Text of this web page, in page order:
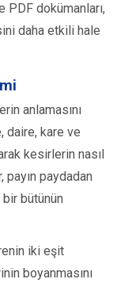
PDF dokümanları,
daha etkili hale
anlamasını
daire, kare ve
kesirlerin nasıl
paydadan
bütünün
iki eşit
boyanmasını